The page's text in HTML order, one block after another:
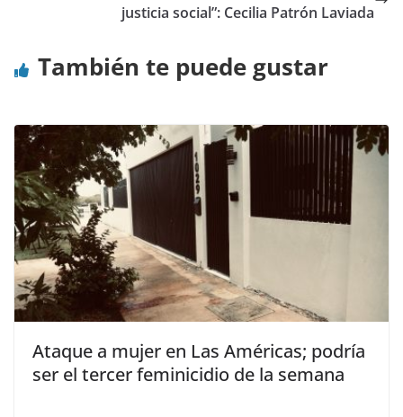
justicia social”: Cecilia Patrón Laviada
También te puede gustar
Ataque a mujer en Las Américas; podría
ser el tercer feminicidio de la semana